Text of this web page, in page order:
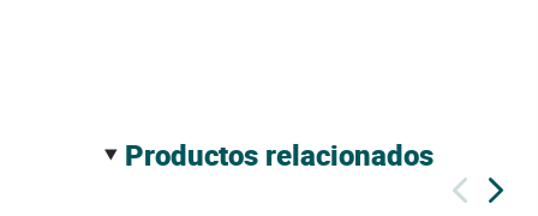
productos relacionados